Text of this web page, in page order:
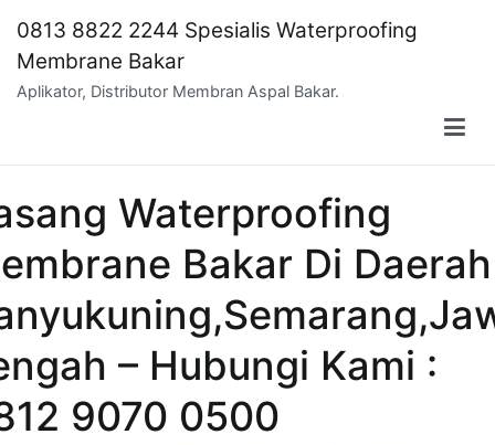
content
0813 8822 2244 Spesialis Waterproofing
Membrane Bakar
Aplikator, Distributor Membran Aspal Bakar.
Waterproofing
Bakar Di Daerah
– Hubungi Kami :
9070 0500